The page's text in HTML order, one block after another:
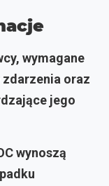
wymagane
oraz
jego
wynoszą